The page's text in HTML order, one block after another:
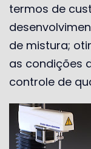
termos de
de mistura;
as condições
controle de